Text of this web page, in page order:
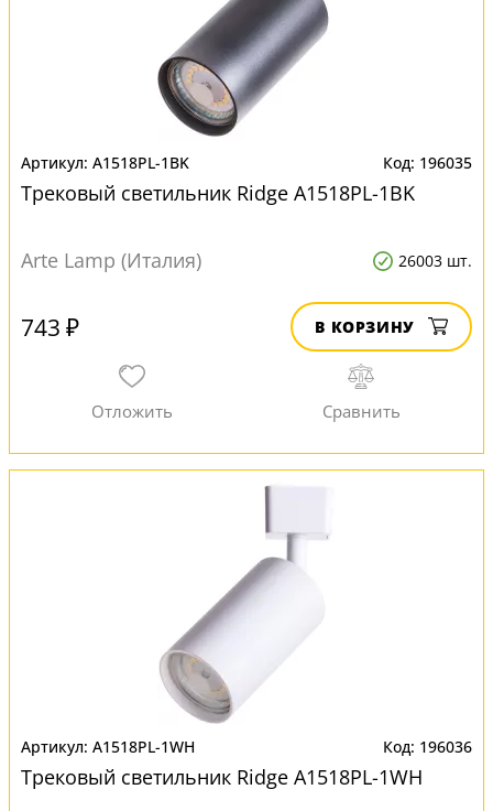
A1518PL-1BK 196035
Трековый светильник Ridge A1518PL-1BK
Arte Lamp (Италия) 26003 шт.
743 ₽ В КОРЗИНУ
A1518PL-1WH 196036
Трековый светильник Ridge A1518PL-1WH